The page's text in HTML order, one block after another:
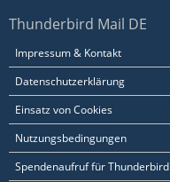
Thunderbird Mail DE
Impressum & Kontakt
Datenschutzerklärung
Einsatz von Cookies
Nutzungsbedingungen
Spendenaufruf für Thunderbird